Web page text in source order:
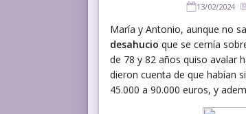
13/02/2024
María y Antonio, aunque no
desahucio que se cernía
de 78 y 82 años quiso avalar
dieron cuenta de que habían
45.000 a 90.000 euros, y